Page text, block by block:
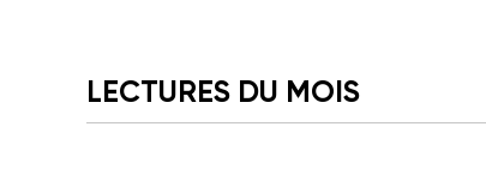
LECTURES DU MOIS